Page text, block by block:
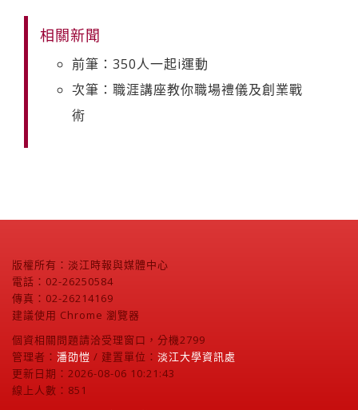
相關新聞
前筆：350人一起i運動
次筆：職涯講座教你職場禮儀及創業戰
術
版權所有：淡江時報與媒體中心
電話：02-26250584
傳真：02-26214169
建議使用 Chrome 瀏覽器
個資相關問題請洽受理窗口，分機2799
管理者： 潘劭愷 / 建置單位： 淡江大學資訊處
更新日期：2026-08-06 10:21:43
線上人數：851